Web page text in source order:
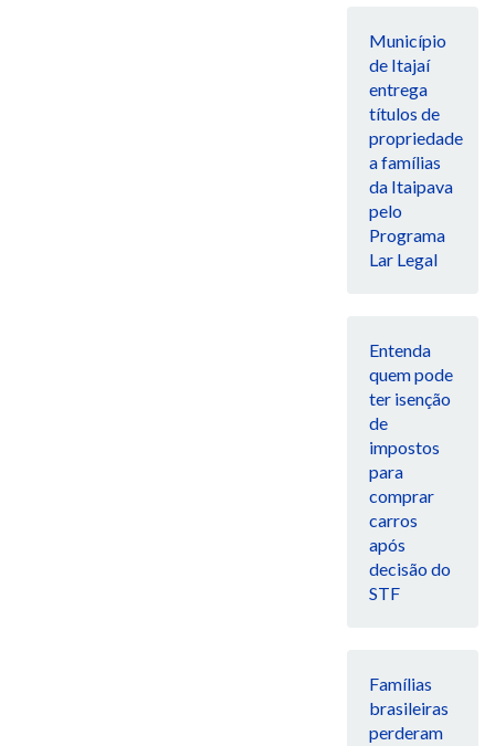
Município
de Itajaí
entrega
títulos de
propriedade
a famílias
da Itaipava
pelo
Programa
Lar Legal
Entenda
quem pode
ter isenção
de
impostos
para
comprar
carros
após
decisão do
STF
Famílias
brasileiras
perderam